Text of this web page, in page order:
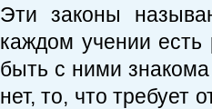
Эти законы
каждом учении
быть с ними знакома
нет, то, что требует